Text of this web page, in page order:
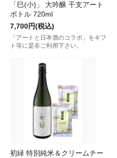
「巳(小)」 大吟醸 干支アート
ボトル 720ml
7,700円(税込)
「アートと日本酒のコラボ」をギフ
ト等に是非ご利用下さい。
初緑 特別純米＆クリームチー